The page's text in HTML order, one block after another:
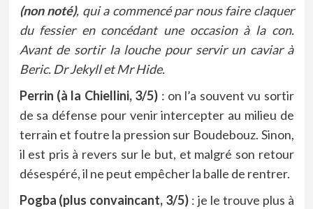
(non noté), qui a commencé par nous faire claquer
du fessier en concédant une occasion à la con.
Avant de sortir la louche pour servir un caviar à
Beric. Dr Jekyll et Mr Hide.
Perrin (à la Chiellini, 3/5) : on l’a souvent vu sortir
de sa défense pour venir intercepter au milieu de
terrain et foutre la pression sur Boudebouz. Sinon,
il est pris à revers sur le but, et malgré son retour
désespéré, il ne peut empêcher la balle de rentrer.
Pogba (plus convaincant, 3/5) : je le trouve plus à